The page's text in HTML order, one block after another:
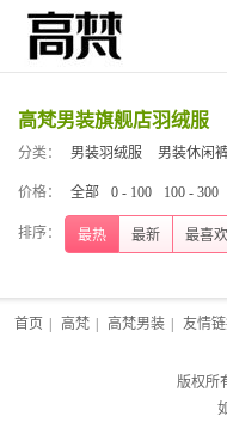
高梵男装旗舰店羽绒服
分类： 男装羽绒服 男装休闲
价格： 全部 0 - 100 100 - 300
排序： 最热 最新 最喜欢
首页 高梵 高梵男装 友情
版权所